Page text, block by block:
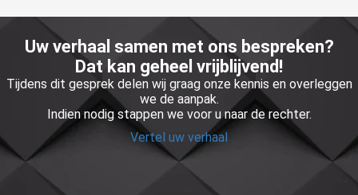
Uw verhaal samen met ons bespreken?
Dat kan geheel vrijblijvend!
Tijdens dit gesprek delen wij graag onze kennis en overleggen
we de aanpak.
Indien nodig stappen we voor u naar de rechter.
Vertel uw verhaal